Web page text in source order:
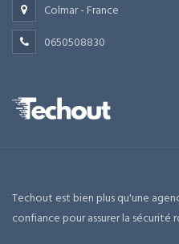
Colmar - France
0650508830
Techout est bien plus qu'une
confiance pour assurer la